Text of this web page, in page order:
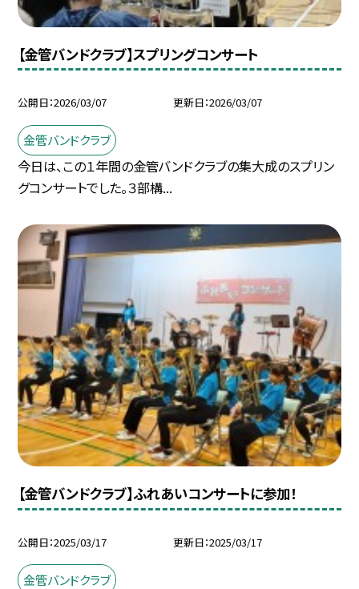
【金管バンドクラブ】スプリングコンサート
公開日 2026/03/07 更新日 2026/03/07
金管バンドクラブ
今日は、この１年間の金管バンドクラブの集大成のスプリン
グコンサートでした。３部構...
【金管バンドクラブ】ふれあいコンサートに参加！
公開日 2025/03/17 更新日 2025/03/17
金管バンドクラブ